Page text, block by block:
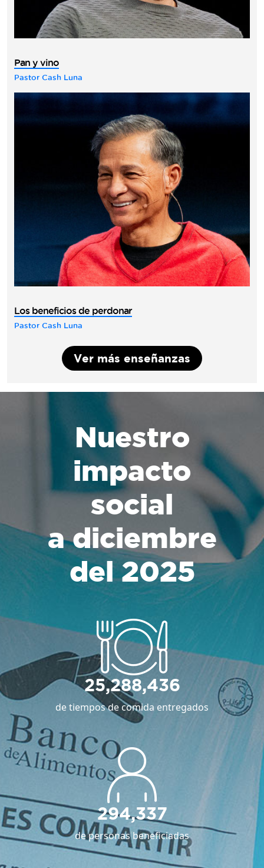
Pan y vino
Pastor Cash Luna
Los beneficios de perdonar
Pastor Cash Luna
Ver más enseñanzas
Nuestro
impacto
social
a diciembre
del 2025
25,288,436
de tiempos de comida entregados
294,337
de personas beneficiadas